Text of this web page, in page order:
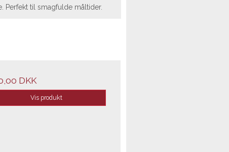
Perfekt til smagfulde måltider.
DKK
Vis produkt